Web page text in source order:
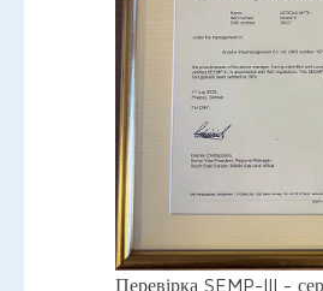
Перевірка SEMP-III -